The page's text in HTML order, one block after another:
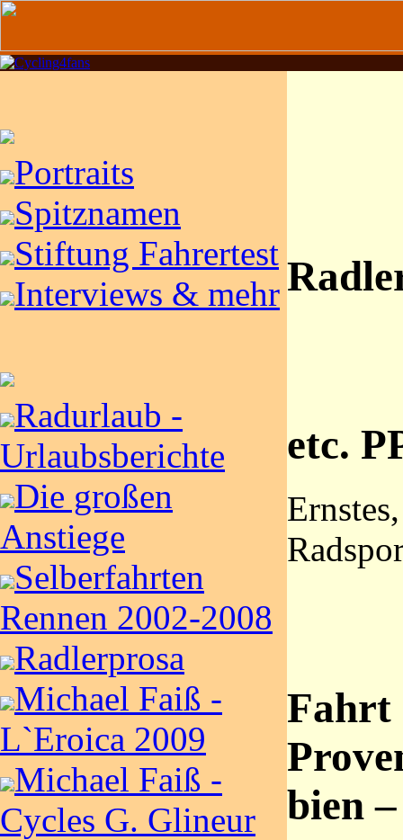
Portraits
Spitznamen
Stiftung Fahrertest
Interviews & mehr
Radurlaub -
Urlaubsberichte
Die großen
Anstiege
Selberfahrten
Rennen 2002-2008
Radlerprosa
Michael Faiß -
L`Eroica 2009
Michael Faiß -
Cycles G. Glineur
etc.
Fahrt
bien